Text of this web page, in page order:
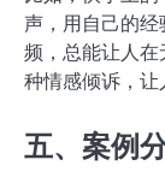
声，用自己的
频，总能让人
种情感倾诉，让
五、案例